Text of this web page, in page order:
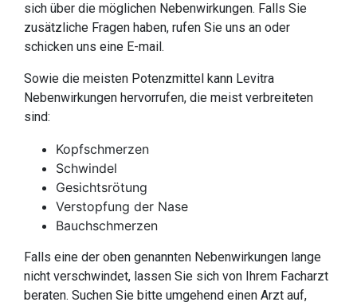
sich über die möglichen Nebenwirkungen. Falls Sie
zusätzliche Fragen haben, rufen Sie uns an oder
schicken uns eine E-mail.
Sowie die meisten Potenzmittel kann Levitra
Nebenwirkungen hervorrufen, die meist verbreiteten
sind:
Kopfschmerzen
Schwindel
Gesichtsrötung
Verstopfung der Nase
Bauchschmerzen
Falls eine der oben genannten Nebenwirkungen lange
nicht verschwindet, lassen Sie sich von Ihrem Facharzt
beraten. Suchen Sie bitte umgehend einen Arzt auf,